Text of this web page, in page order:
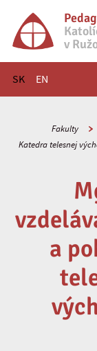
v
SK EN
Hlavné menu
Fakulty
Katedra telesnej
a